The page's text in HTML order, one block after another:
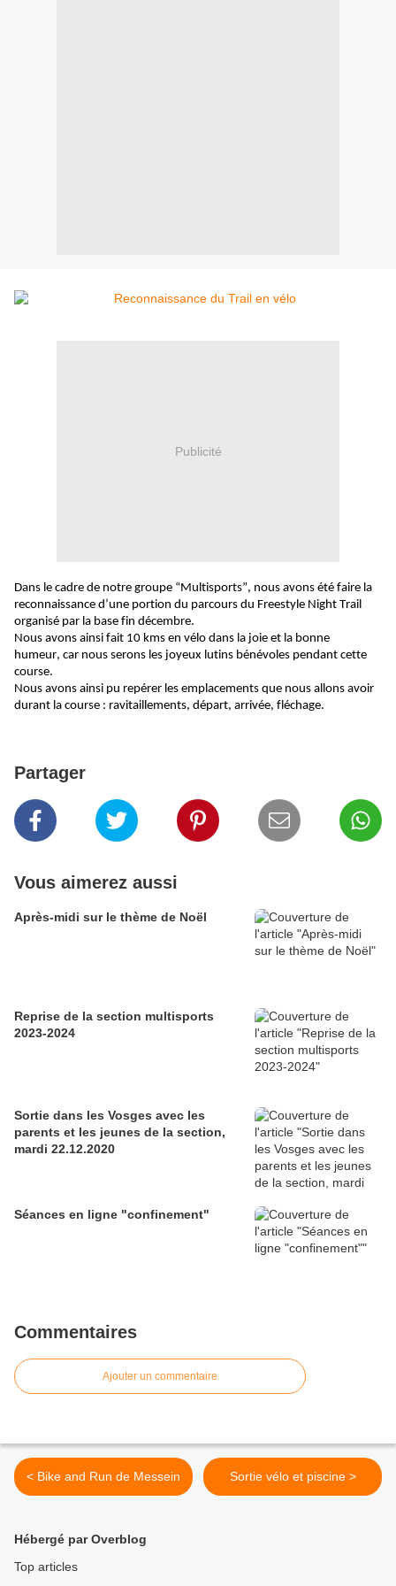
Publicité
Dans le cadre de notre groupe “Multisports”, nous avons été faire la
reconnaissance d’une portion du parcours du Freestyle Night Trail
organisé par la base fin décembre.
Nous avons ainsi fait 10 kms en vélo dans la joie et la bonne
humeur, car nous serons les joyeux lutins bénévoles pendant cette
course.
Nous avons ainsi pu repérer les emplacements que nous allons avoir
durant la course : ravitaillements, départ, arrivée, fléchage.
Partager
Vous aimerez aussi
Après-midi sur le thème de Noël
Reprise de la section multisports
2023-2024
Sortie dans les Vosges avec les
parents et les jeunes de la section,
mardi 22.12.2020
Séances en ligne "confinement"
Commentaires
Ajouter un commentaire
< Bike and Run de Messein Sortie vélo et piscine >
Hébergé par Overblog
Top articles